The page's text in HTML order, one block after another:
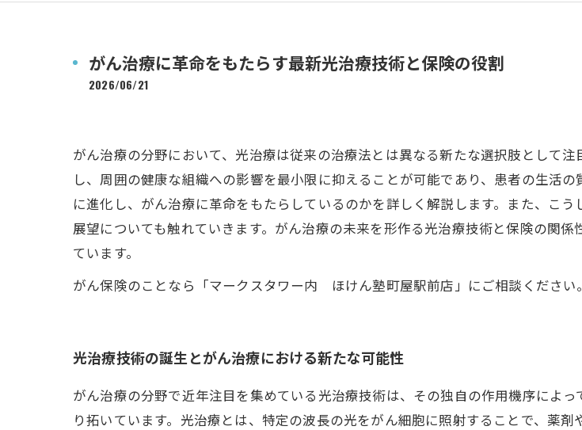
がん治療に革命をもたらす最新光治療技術と保険の役割
2026/06/21
がん治療の分野において、光治療は従来の治療法とは異なる新たな選択肢として
し、周囲の健康な組織への影響を最小限に抑えることが可能であり、患者の生活
に進化し、がん治療に革命をもたらしているのかを詳しく解説します。また、こ
展望についても触れていきます。がん治療の未来を形作る光治療技術と保険の関
ています。
がん保険のことなら「マークスタワー内 ほけん塾町屋駅前店」にご相談ください。
光治療技術の誕生とがん治療における新たな可能性
がん治療の分野で近年注目を集めている光治療技術は、その独自の作用機序によ
り拓いています。光治療とは、特定の波長の光をがん細胞に照射することで、薬